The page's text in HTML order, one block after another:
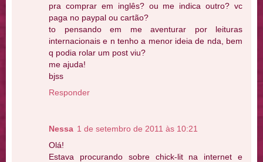
pra comprar em inglês? ou me indica outro? vc
paga no paypal ou cartão?
to pensando em me aventurar por leituras
internacionais e n tenho a menor ideia de nda, bem
q podia rolar um post viu?
me ajuda!
bjss
Responder
Nessa 1 de setembro de 2011 às 10:21
Olá!
Estava procurando sobre chick-lit na internet e